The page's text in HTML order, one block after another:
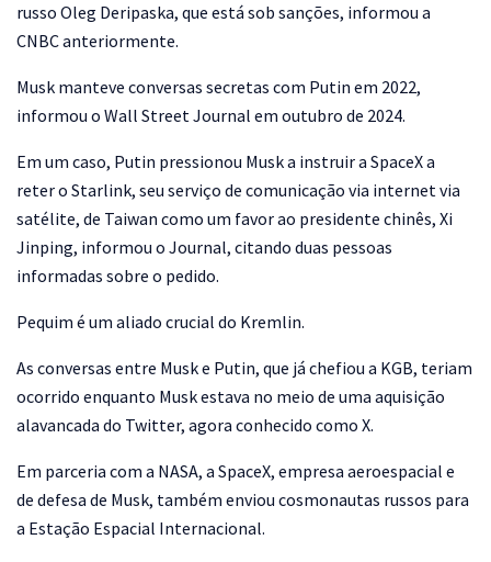
russo Oleg Deripaska, que está sob sanções, informou a
CNBC anteriormente.
Musk manteve conversas secretas com Putin em 2022,
informou o Wall Street Journal em outubro de 2024.
Em um caso, Putin pressionou Musk a instruir a SpaceX a
reter o Starlink, seu serviço de comunicação via internet via
satélite, de Taiwan como um favor ao presidente chinês, Xi
Jinping, informou o Journal, citando duas pessoas
informadas sobre o pedido.
Pequim é um aliado crucial do Kremlin.
As conversas entre Musk e Putin, que já chefiou a KGB, teriam
ocorrido enquanto Musk estava no meio de uma aquisição
alavancada do Twitter, agora conhecido como X.
Em parceria com a NASA, a SpaceX, empresa aeroespacial e
de defesa de Musk, também enviou cosmonautas russos para
a Estação Espacial Internacional.